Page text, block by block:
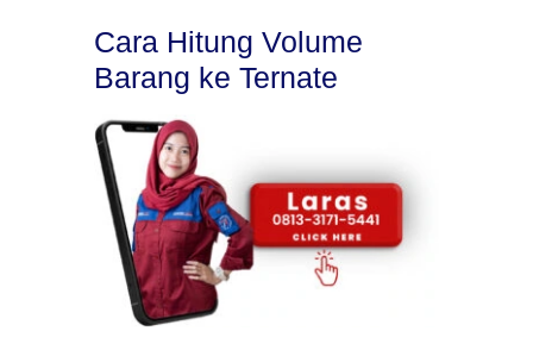
Cara Hitung Volume
Barang ke Ternate